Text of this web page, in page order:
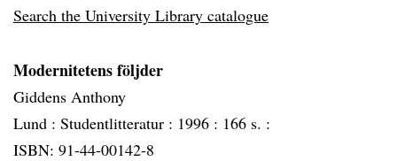
Search the University Library catalogue
Modernitetens följder
Giddens Anthony
Lund : Studentlitteratur : 1996 : 166 s. :
ISBN: 91-44-00142-8